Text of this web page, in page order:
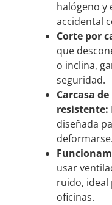
halógeno y
accidental
Corte por
que
o inclina,
seguridad.
Carcasa
resistente:
diseñada
deformarse.
usar
ruido,
oficinas.